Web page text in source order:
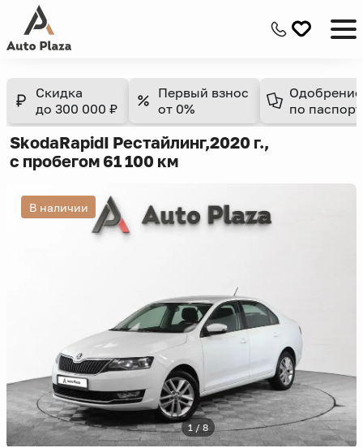
Скидка
до 300 000 ₽
Первый взнос
от 0%
Одобрение
по
SkodaRapidI Рестайлинг,2020 г.,
с пробегом 61 100 км
В наличии
1 / 8